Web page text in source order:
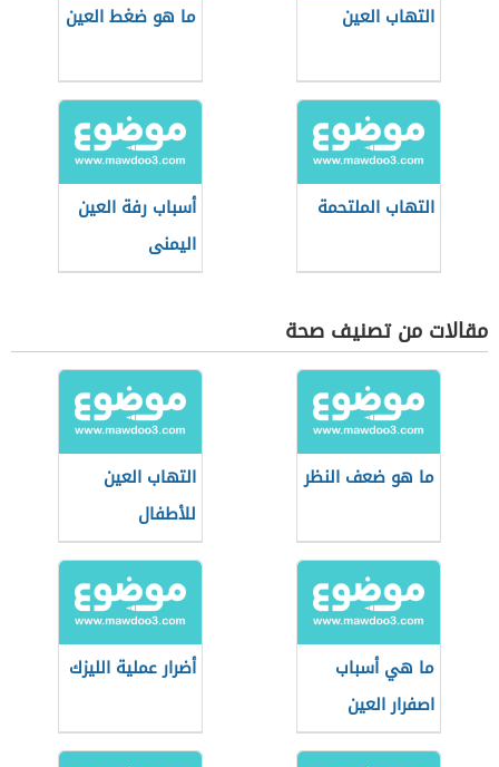
التهاب العين ما هو ضغط العين
التهاب الملتحمة
أسباب رفة العين
اليمنى
مقالات من تصنيف صحة
ما هو ضعف النظر
التهاب العين
للأطفال
ما هي أسباب
اصفرار العين
أضرار عملية الليزك